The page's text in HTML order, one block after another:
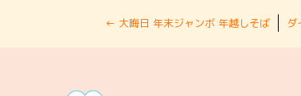
← 大晦日 年末ジャンボ 年越しそば ダ